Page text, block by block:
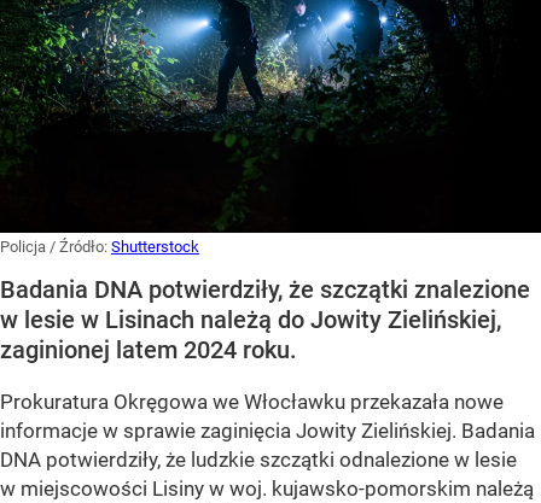
Policja / Źródło: Shutterstock
Badania DNA potwierdziły, że szczątki znalezione
w lesie w Lisinach należą do Jowity Zielińskiej,
zaginionej latem 2024 roku.
Prokuratura Okręgowa we Włocławku przekazała nowe
informacje w sprawie zaginięcia Jowity Zielińskiej. Badania
DNA potwierdziły, że ludzkie szczątki odnalezione w lesie
w miejscowości Lisiny w woj. kujawsko-pomorskim należą